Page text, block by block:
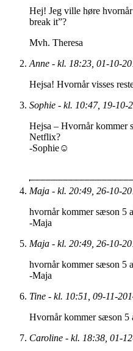
Hej! Jeg ville høre
break it”?
Mvh. Theresa
Anne - kl. 18:23, 01-10-
Hejsa! Hvornår visses
Sophie - kl. 10:47, 19-10-
Hejsa – Hvornår kommer
Netflix?
-Sophie☺️
Maja - kl. 20:49, 26-10-
hvornår kommer sæson 5
-Maja
Maja - kl. 20:49, 26-10-
hvornår kommer sæson 5
-Maja
Tine - kl. 10:51, 09-11-
Hvornår kommer sæson 5
Caroline - kl. 18:38, 01-